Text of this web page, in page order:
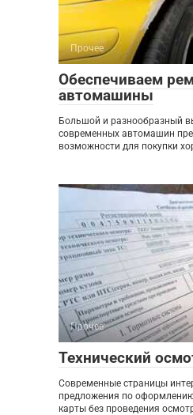
Прочее
Обеспечиваем
автомашины
Большой и разнообразный
современных автомашин
возможности для покупки
Прочее
Технический
Современные страницы
предложения по
карты без проведения